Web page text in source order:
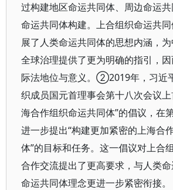
过构建地区命运共同体、周边命运
命运共同体构建。上合组织命运共
展了人类命运共同体的思想内涵，
全球治理提供了更为明确的指引，
际法地位与意义。②2019年，习近
织成员国元首理事会第十八次会议
海合作组织命运共同体”的倡议，在
进一步提出“构建更加紧密的上海合
体”的目标和任务。这一倡议对上合
合作交流提出了更高要求，与人类
命运共同体理念更进一步紧密衔接。